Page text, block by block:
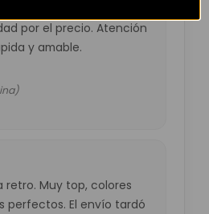
por el precio. Atención
y amable.
retro. Muy top, colores
perfectos. El envío tardó